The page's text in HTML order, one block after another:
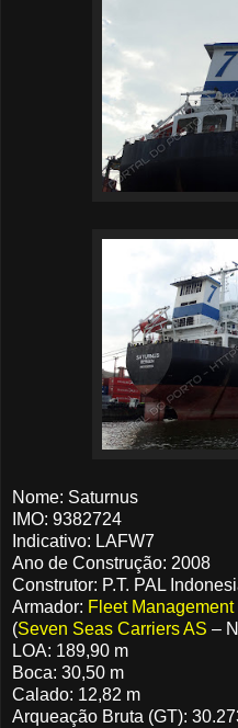
Nome: Saturnus
IMO: 9382724
Indicativo: LAFW7
Ano de Construção: 2008
Construtor: P.T. PAL
Armador: Fleet Management
(Seven Seas Carriers AS –
LOA: 189,90 m
Boca: 30,50 m
Calado: 12,82 m
Arqueação Bruta (GT):